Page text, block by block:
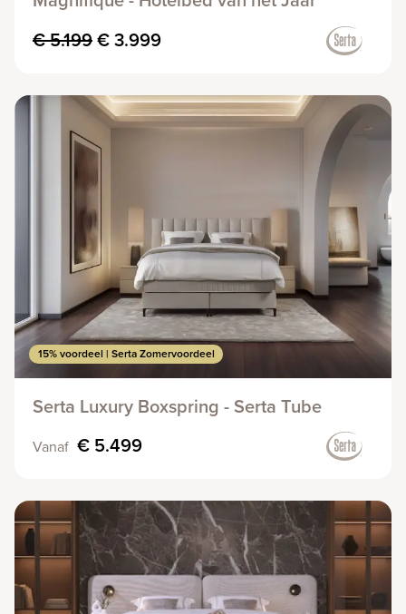
€ 5.199€ 3.999
15% voordeel | Serta Zomervoordeel
Serta Luxury Boxspring - Serta Tube
Vanaf € 5.499